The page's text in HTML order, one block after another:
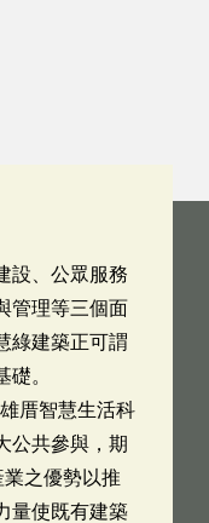
設、公眾服務
管理等三個面
綠建築正可謂
。
厝智慧生活科
公共參與，期
之優勢以推
量使既有建築